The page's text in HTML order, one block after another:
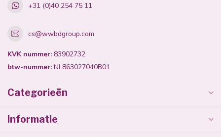
+31 (0)40 254 75 11
cs@wwbdgroup.com
KVK nummer: 83902732
btw-nummer: NL863027040B01
Categorieën
Informatie